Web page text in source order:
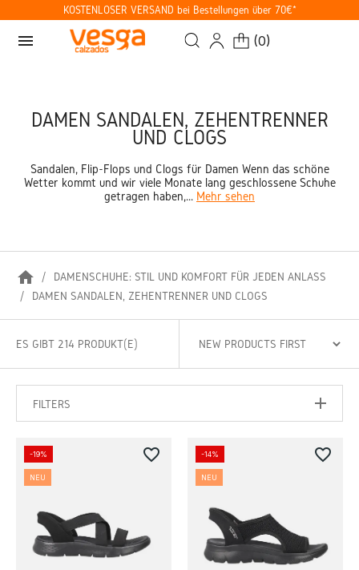
KOSTENLOSER VERSAND bei Bestellungen über 70€*
menu (0)
DAMEN SANDALEN, ZEHENTRENNER
UND CLOGS
Sandalen, Flip-Flops und Clogs für Damen Wenn das schöne
Wetter kommt und wir viele Monate lang geschlossene Schuhe
getragen haben,... Mehr sehen
home
DAMENSCHUHE: STIL UND KOMFORT FÜR JEDEN ANLASS
DAMEN SANDALEN, ZEHENTRENNER UND CLOGS
ES GIBT 214 PRODUKT(E)
FILTERS
-19%
NEU
favorite_border -14%
NEU
favorite_border